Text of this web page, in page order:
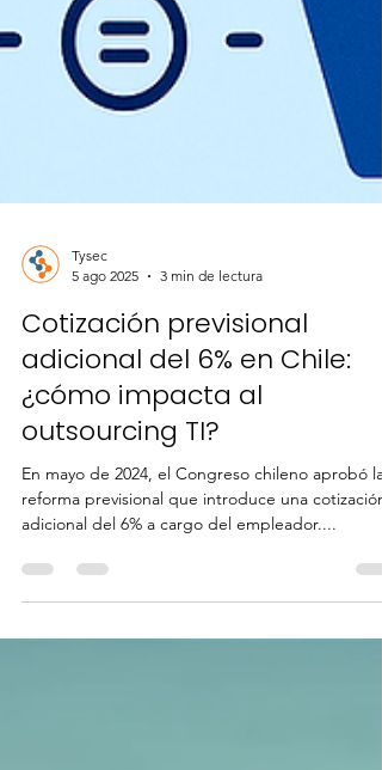
5 ago 2025
3 min de lectura
Cotización previsional
adicional del 6% en Chile:
¿cómo impacta al
outsourcing TI?
En mayo de 2024, el Congreso chileno aprobó la